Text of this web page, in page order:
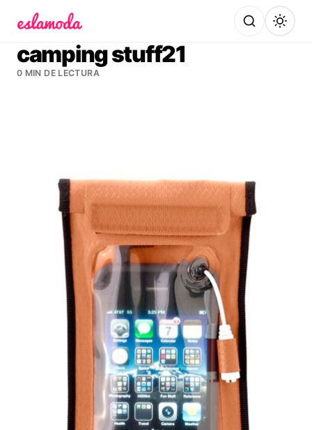
camping stuff21
0 MIN DE LECTURA